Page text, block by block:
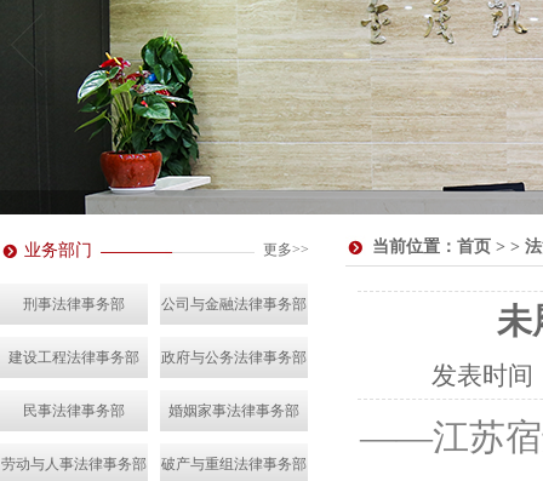
业务部门 更多>>
刑事法律事务部 公司与金融法律事务部
建设工程法律事务部 政府与公务法律事务部
民事法律事务部 婚姻家事法律事务部
劳动与人事法律事务部 破产与重组法律事务部
当前位置： 首页 > >
未
发表时间
——江苏宿